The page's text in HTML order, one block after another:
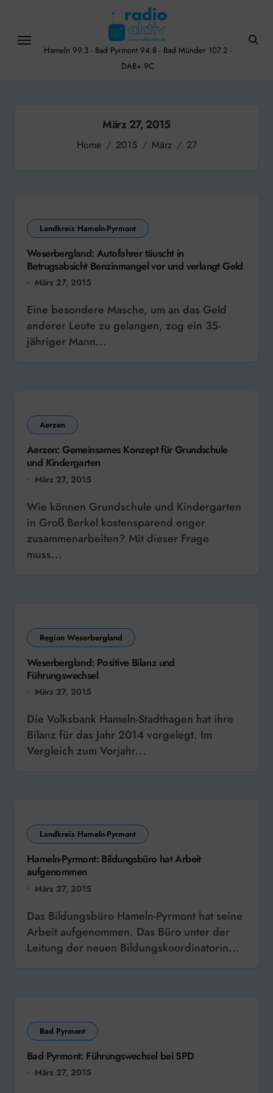
content
Hameln 99.3 - Bad Pyrmont 94.8 - Bad Münder 107.2 -
DAB+ 9C
März 27, 2015
Home 2015 März 27
Landkreis Hameln-Pyrmont
Weserbergland: Autofahrer täuscht in
Betrugsabsicht Benzinmangel vor und verlangt Geld
März 27, 2015
Eine besondere Masche, um an das Geld
anderer Leute zu gelangen, zog ein 35-
jähriger Mann...
Aerzen
Aerzen: Gemeinsames Konzept für Grundschule
und Kindergarten
März 27, 2015
Wie können Grundschule und Kindergarten
in Groß Berkel kostensparend enger
zusammenarbeiten? Mit dieser Frage
muss...
Region Weserbergland
Weserbergland: Positive Bilanz und
Führungswechsel
März 27, 2015
Die Volksbank Hameln-Stadthagen hat ihre
Bilanz für das Jahr 2014 vorgelegt. Im
Vergleich zum Vorjahr...
Landkreis Hameln-Pyrmont
Hameln-Pyrmont: Bildungsbüro hat Arbeit
aufgenommen
März 27, 2015
Das Bildungsbüro Hameln-Pyrmont hat seine
Arbeit aufgenommen. Das Büro unter der
Leitung der neuen Bildungskoordinatorin...
Bad Pyrmont
Bad Pyrmont: Führungswechsel bei SPD
März 27, 2015